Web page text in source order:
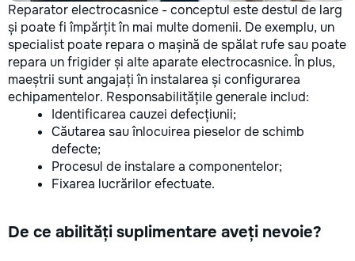
Reparator electrocasnice - conceptul este destul de larg
și poate fi împărțit în mai multe domenii. De exemplu, un
specialist poate repara o mașină de spălat rufe sau poate
repara un frigider și alte aparate electrocasnice. În plus,
maeștrii sunt angajați în instalarea și configurarea
echipamentelor. Responsabilitățile generale includ:
Identificarea cauzei defecțiunii;
Căutarea sau înlocuirea pieselor de schimb
defecte;
Procesul de instalare a componentelor;
Fixarea lucrărilor efectuate.
De ce abilități suplimentare aveți nevoie?